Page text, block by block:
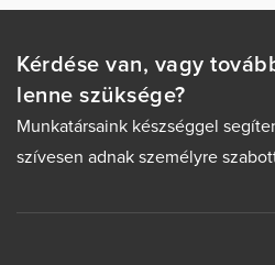
Kérdése van, vagy
lenne szüksége?
Munkatársaink készséggel
szívesen adnak személyre